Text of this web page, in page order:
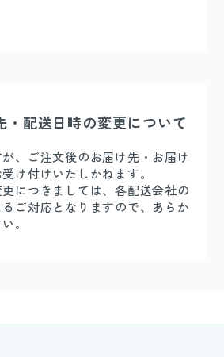
・配送日時の変更について
、ご注文後のお届け先・お届け
け付けいたしかねます。
につきましては、各配送会社の
るご対応となりますので、あらか
。